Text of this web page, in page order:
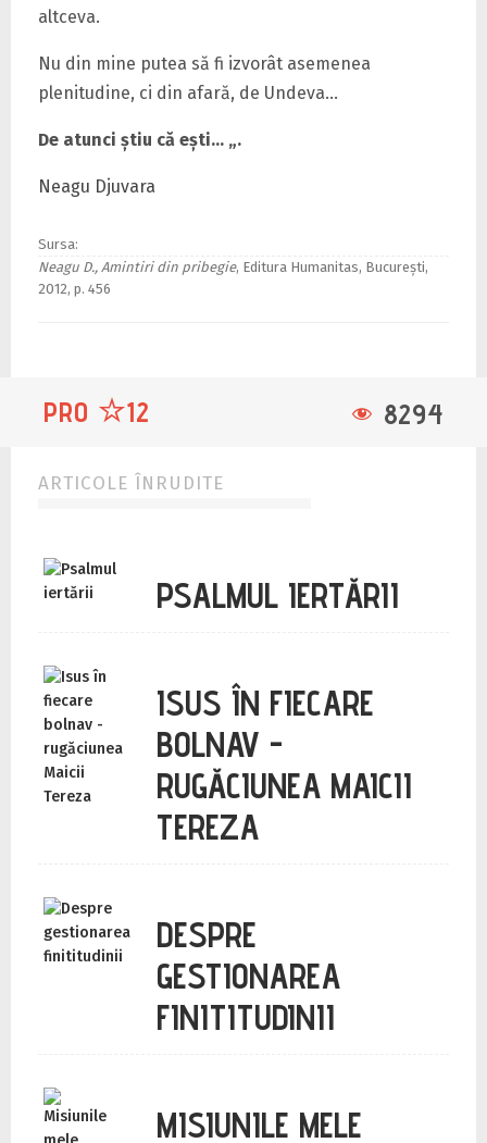
altceva.
Nu din mine putea să fi izvorât asemenea
plenitudine, ci din afară, de Undeva…
De atunci știu că ești… „.
Neagu Djuvara
Sursa:
Neagu D., Amintiri din pribegie, Editura Humanitas, București,
2012, p. 456
PRO 12 8294
ARTICOLE ÎNRUDITE
PSALMUL IERTĂRII
ISUS ÎN FIECARE
BOLNAV -
RUGĂCIUNEA MAICII
TEREZA
DESPRE
GESTIONAREA
FINITITUDINII
MISIUNILE MELE